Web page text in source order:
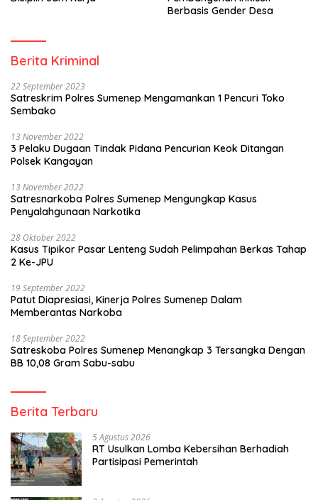
Berbasis Gender Desa
Berita Kriminal
22 September 2023
Satreskrim Polres Sumenep Mengamankan 1 Pencuri Toko
Sembako
13 November 2022
3 Pelaku Dugaan Tindak Pidana Pencurian Keok Ditangan
Polsek Kangayan
13 November 2022
Satresnarkoba Polres Sumenep Mengungkap Kasus
Penyalahgunaan Narkotika
28 Oktober 2022
Kasus Tipikor Pasar Lenteng Sudah Pelimpahan Berkas Tahap
2 Ke-JPU
19 September 2022
Patut Diapresiasi, Kinerja Polres Sumenep Dalam
Memberantas Narkoba
18 September 2022
Satreskoba Polres Sumenep Menangkap 3 Tersangka Dengan
BB 10,08 Gram Sabu-sabu
Berita Terbaru
5 Agustus 2026
RT Usulkan Lomba Kebersihan Berhadiah
Partisipasi Pemerintah